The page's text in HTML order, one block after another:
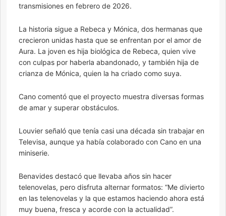
transmisiones en febrero de 2026.
La historia sigue a Rebeca y Mónica, dos hermanas que
crecieron unidas hasta que se enfrentan por el amor de
Aura. La joven es hija biológica de Rebeca, quien vive
con culpas por haberla abandonado, y también hija de
crianza de Mónica, quien la ha criado como suya.
Cano comentó que el proyecto muestra diversas formas
de amar y superar obstáculos.
Louvier señaló que tenía casi una década sin trabajar en
Televisa, aunque ya había colaborado con Cano en una
miniserie.
Benavides destacó que llevaba años sin hacer
telenovelas, pero disfruta alternar formatos: “Me divierto
en las telenovelas y la que estamos haciendo ahora está
muy buena, fresca y acorde con la actualidad”.